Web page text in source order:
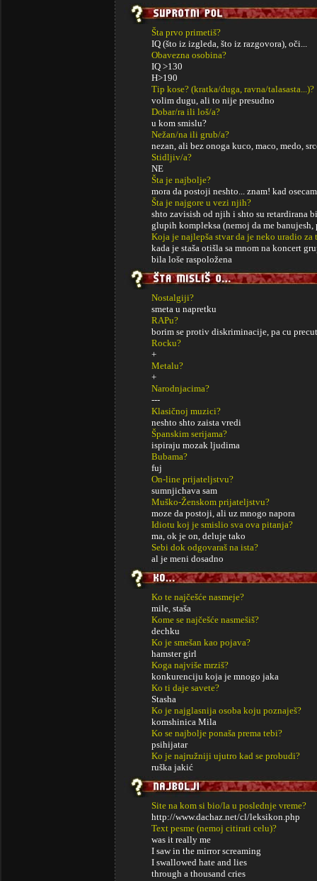
Šta prvo primetiš?
IQ (što iz izgleda, što iz razgovora), oči...
Obavezna osobina?
IQ >130
H>190
Tip kose? (kratka/duga, ravna/talasasta...)?
volim dugu, ali to nije presudno
Dobar/ra ili loš/a?
u kom smislu?
Nežan/na ili grub/a?
nezan, ali bez onoga kuco, maco, medo,
Stidljiv/a?
NE
Šta je najbolje?
mora da postoji neshto... znam! kad
Šta je najgore u vezi njih?
shto zavisish od njih i shto su retardirana
glupih kompleksa (nemoj da me banujesh,
Koja je najlepša stvar da je neko uradio za
kada je staša otišla sa mnom na koncert
bila loše raspoložena
Nostalgiji?
smeta u napretku
RAPu?
borim se protiv diskriminacije, pa cu
Rocku?
+
Metalu?
+
Narodnjacima?
---
Klasičnoj muzici?
neshto shto zaista vredi
Španskim serijama?
ispiraju mozak ljudima
Bubama?
fuj
On-line prijateljstvu?
sumnjichava sam
Muško-Ženskom prijateljstvu?
moze da postoji, ali uz mnogo napora
Idiotu koj je smislio sva ova pitanja?
ma, ok je on, deluje tako
Sebi dok odgovaraš na ista?
al je meni dosadno
Ko te najčešće nasmeje?
mile, staša
Kome se najčešće nasmešiš?
dechku
Ko je smešan kao pojava?
hamster girl
Koga najviše mrziš?
konkurenciju koja je mnogo jaka
Ko ti daje savete?
Stasha
Ko je najglasnija osoba koju poznaješ?
komshinica Mila
Ko se najbolje ponaša prema tebi?
psihijatar
Ko je najružniji ujutro kad se probudi?
ruška jakić
Site na kom si bio/la u poslednje vreme?
http://www.dachaz.net/cl/leksikon.php
Text pesme (nemoj citirati celu)?
was it really me
I saw in the mirror screaming
I swallowed hate and lies
through a thousand cries